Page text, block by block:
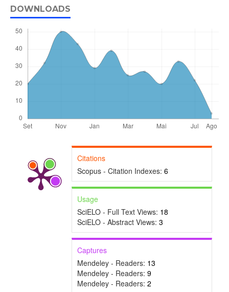
DOWNLOADS
Citations
Scopus - Citation Indexes: 6
Usage
SciELO - Full Text Views: 18
SciELO - Abstract Views: 3
Captures
Mendeley - Readers: 13
Mendeley - Readers: 9
Mendeley - Readers: 2